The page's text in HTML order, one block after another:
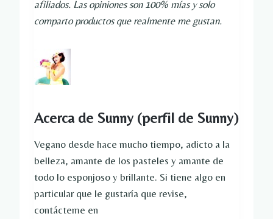
afiliados. Las opiniones son 100% mías y solo
comparto productos que realmente me gustan.
Acerca de Sunny (perfil de Sunny)
Vegano desde hace mucho tiempo, adicto a la
belleza, amante de los pasteles y amante de
todo lo esponjoso y brillante. Si tiene algo en
particular que le gustaría que revise,
contácteme en